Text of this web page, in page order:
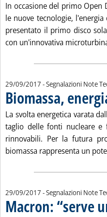
In occasione del primo Open
le nuove tecnologie,
presentato il primo disco
con un'innovativa
29/09/2017 - Segnalazioni Note
Biomassa,
La svolta energetica varata
taglio delle fonti nucleare e
rinnovabili. Per la futura
biomassa rappresenta un
29/09/2017 - Segnalazioni Note
Macron: “serve